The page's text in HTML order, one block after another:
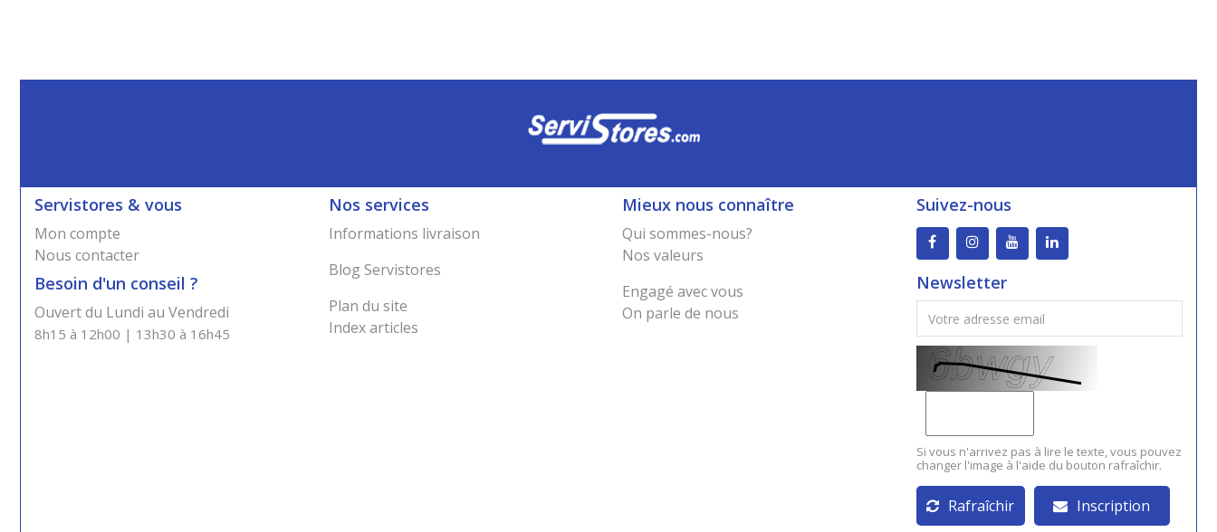
Servistores & vous
Mon compte
Nous contacter
Besoin d'un conseil ?
Ouvert du Lundi au Vendredi
8h15 à 12h00 | 13h30 à 16h45
Nos services
Informations livraison
Blog Servistores
Plan du site
Index articles
Mieux nous connaître
Qui sommes-nous?
Nos valeurs
Engagé avec vous
On parle de nous
Suivez-nous
Newsletter
Si vous n'arrivez pas à lire le texte, vous pouvez
changer l'image à l'aide du bouton rafraîchir.
Rafraîchir Inscription